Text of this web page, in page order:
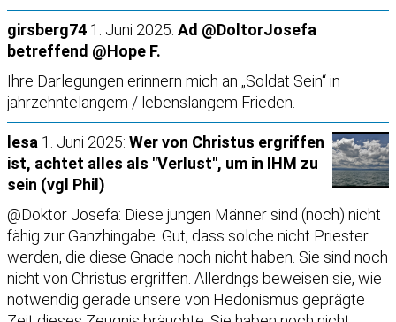
girsberg74 1. Juni 2025: Ad @DoltorJosefa
betreffend @Hope F.
Ihre Darlegungen erinnern mich an „Soldat Sein“ in
jahrzehntelangem / lebenslangem Frieden.
lesa 1. Juni 2025: Wer von Christus ergriffen
ist, achtet alles als "Verlust", um in IHM zu
sein (vgl Phil)
@Doktor Josefa: Diese jungen Männer sind (noch) nicht
fähig zur Ganzhingabe. Gut, dass solche nicht Priester
werden, die diese Gnade noch nicht haben. Sie sind noch
nicht von Christus ergriffen. Allerdngs beweisen sie, wie
notwendig gerade unsere von Hedonismus geprägte